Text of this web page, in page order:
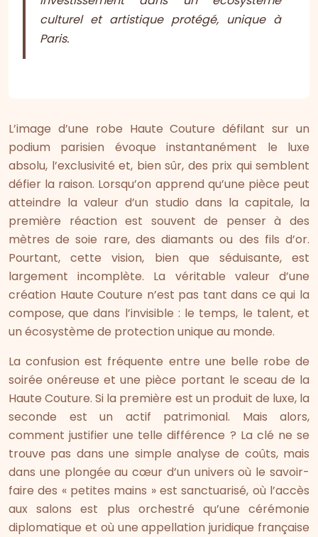
culturel et artistique protégé, unique à
Paris.
L’image d’une robe Haute Couture défilant sur un
podium parisien évoque instantanément le luxe
absolu, l’exclusivité et, bien sûr, des prix qui semblent
défier la raison. Lorsqu’on apprend qu’une pièce peut
atteindre la valeur d’un studio dans la capitale, la
première réaction est souvent de penser à des
mètres de soie rare, des diamants ou des fils d’or.
Pourtant, cette vision, bien que séduisante, est
largement incomplète. La véritable valeur d’une
création Haute Couture n’est pas tant dans ce qui la
compose, que dans l’invisible : le temps, le talent, et
un écosystème de protection unique au monde.
La confusion est fréquente entre une belle robe de
soirée onéreuse et une pièce portant le sceau de la
Haute Couture. Si la première est un produit de luxe, la
seconde est un actif patrimonial. Mais alors,
comment justifier une telle différence ? La clé ne se
trouve pas dans une simple analyse de coûts, mais
dans une plongée au cœur d’un univers où le savoir-
faire des « petites mains » est sanctuarisé, où l’accès
aux salons est plus orchestré qu’une cérémonie
diplomatique et où une appellation juridique française